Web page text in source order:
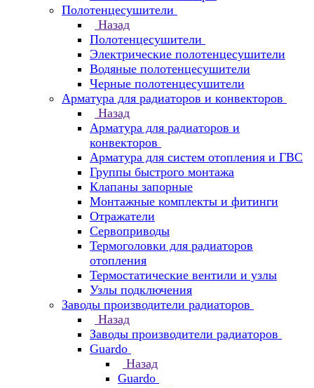
Полотенцесушители
Назад
Полотенцесушители
Электрические полотенцесушители
Водяные полотенцесушители
Черные полотенцесушители
Арматура для радиаторов и конвекторов
Назад
Арматура для радиаторов и
конвекторов
Арматура для систем отопления и ГВС
Группы быстрого монтажа
Клапаны запорные
Монтажные комплекты и фитинги
Отражатели
Сервоприводы
Термоголовки для радиаторов
отопления
Термостатические вентили и узлы
Узлы подключения
Заводы производители радиаторов
Назад
Заводы производители радиаторов
Guardo
Назад
Guardo